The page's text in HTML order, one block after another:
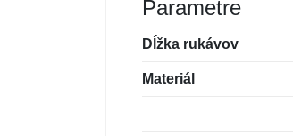
Parametre
Dĺžka rukávov
Materiál